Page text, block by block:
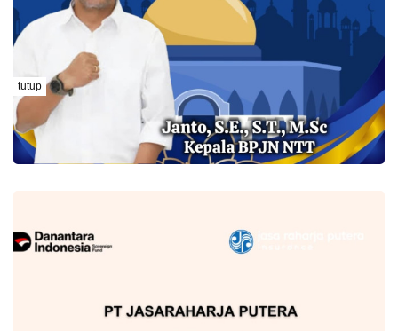
tutup